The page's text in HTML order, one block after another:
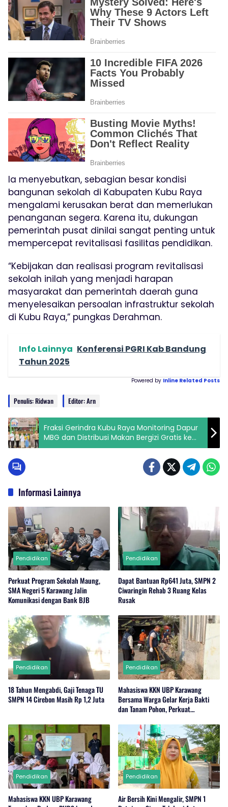
Ia menyebutkan, sebagian besar kondisi
bangunan sekolah di Kabupaten Kubu Raya
mengalami kerusakan berat dan memerlukan
penanganan segera. Karena itu, dukungan
pemerintah pusat dinilai sangat penting untuk
mempercepat revitalisasi fasilitas pendidikan.
“Kebijakan dan realisasi program revitalisasi
sekolah inilah yang menjadi harapan
masyarakat dan pemerintah daerah guna
menyelesaikan persoalan infrastruktur sekolah
di Kubu Raya,” pungkas Derahman.
Info Lainnya Konferensi PGRI Kab Bandung
Tahun 2025
Powered by Inline Related Posts
Penulis: Ridwan Editor: Arn
Fraksi Gerindra Kubu Raya Monitoring Dapur
MBG dan Distribusi Makan Bergizi Gratis ke
Sekolah
Informasi Lainnya
Pendidikan
Perkuat Program Sekolah Maung,
SMA Negeri 5 Karawang Jalin
Komunikasi dengan Bank BJB
Pendidikan
Dapat Bantuan Rp641 Juta, SMPN 2
Ciwaringin Rehab 3 Ruang Kelas
Rusak
Pendidikan
18 Tahun Mengabdi, Gaji Tenaga TU
SMPN 14 Cirebon Masih Rp 1,2 Juta
Pendidikan
Mahasiswa KKN UBP Karawang
Bersama Warga Gelar Kerja Bakti
dan Tanam Pohon, Perkuat
Pendidikan
Mahasiswa KKN UBP Karawang
Pendidikan
Air Bersih Kini Mengalir, SMPN 1